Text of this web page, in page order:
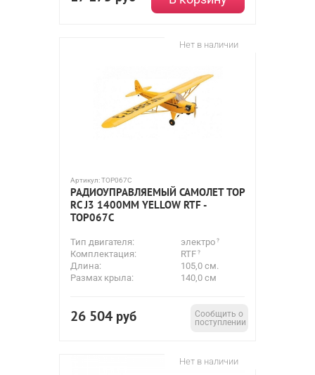
Нет в наличии
Артикул:TOP067C
РАДИОУПРАВЛЯЕМЫЙ САМОЛЕТ TOP
RC J3 1400MM YELLOW RTF -
TOP067C
Тип двигателя:
электро
Комплектация:
RTF
Длина:
105,0 см.
Размах крыла:
140,0 см
26 504 руб
Сообщить о
поступлении
Нет в наличии